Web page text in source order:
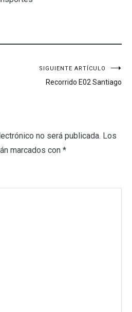
SIGUIENTE ARTÍCULO
Recorrido E02 Santiago
no será publicada. Los
marcados con *